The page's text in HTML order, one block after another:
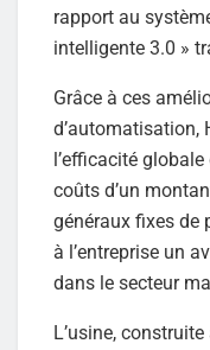
rapport au
intelligente 3.0 »
Grâce à ces
d’automatisation,
l’efficacité
coûts d’un
généraux fixes de
à l’entreprise un
dans le secteur
L’usine,